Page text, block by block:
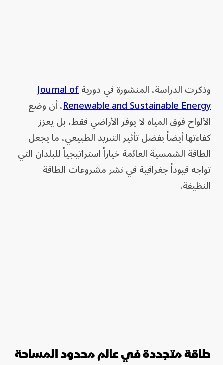
وذكرت الدراسة، المنشورة في دوريةJournal of
Renewable and Sustainable Energy، أن وضع
الألواح فوق المياه لا يوفر الأراضي فقط، بل يعزز
كفاءتها أيضاً بفضل تأثير التبريد الطبيعي، ما يجعل
الطاقة الشمسية العائمة خياراً استراتيجياً للبلدان التي
تواجه قيوداً جغرافية في نشر مشروعات الطاقة
النظيفة.
طاقة متجددة في عالم محدود المساحة